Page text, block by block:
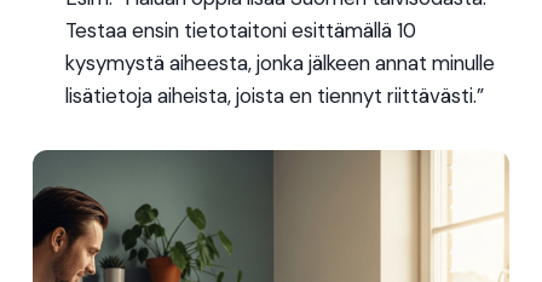
Testaa ensin tietotaitoni esittämällä 10
kysymystä aiheesta, jonka jälkeen annat minulle
lisätietoja aiheista, joista en tiennyt riittävästi.”